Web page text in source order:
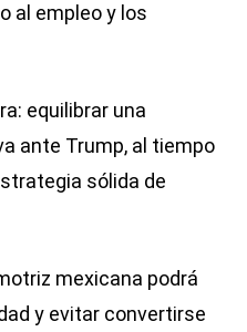
al empleo y los
equilibrar una
ante Trump, al tiempo
sólida de
mexicana podrá
y evitar convertirse